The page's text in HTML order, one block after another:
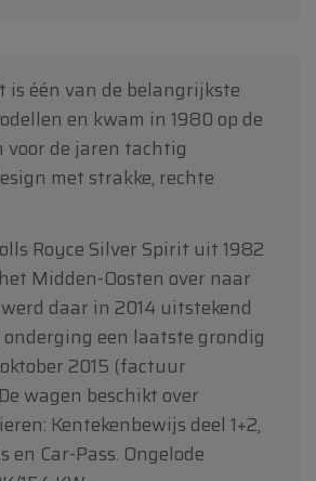
is één van de belangrijkste
en kwam in 1980 op de
voor de jaren tachtig
met strakke, rechte
Royce Silver Spirit uit 1982
Midden-Oosten over naar
daar in 2014 uitstekend
een laatste grondig
2015 (factuur
wagen beschikt over
Kentekenbewijs deel 1+2,
en Car-Pass. Ongelode